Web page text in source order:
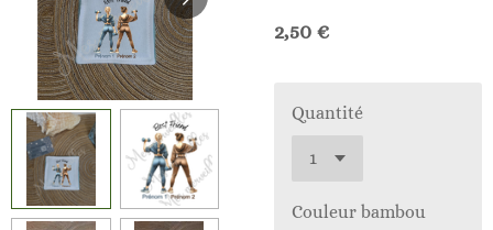
2,50 €
Quantité
Couleur bambou